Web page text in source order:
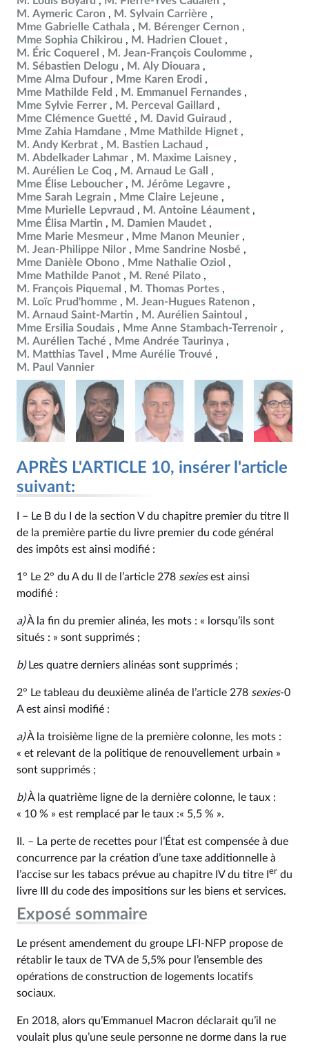
M. Aymeric Caron
M. Sylvain Carrière
Mme Gabrielle Cathala
M. Bérenger Cernon
Mme Sophia Chikirou
M. Hadrien Clouet
M. Éric Coquerel
M. Jean-François Coulomme
M. Sébastien Delogu
M. Aly Diouara
Mme Alma Dufour
Mme Karen Erodi
Mme Mathilde Feld
M. Emmanuel Fernandes
Mme Sylvie Ferrer
M. Perceval Gaillard
Mme Clémence Guetté
M. David Guiraud
Mme Zahia Hamdane
Mme Mathilde Hignet
M. Andy Kerbrat
M. Bastien Lachaud
M. Abdelkader Lahmar
M. Maxime Laisney
M. Aurélien Le Coq
M. Arnaud Le Gall
Mme Élise Leboucher
M. Jérôme Legavre
Mme Sarah Legrain
Mme Claire Lejeune
Mme Murielle Lepvraud
M. Antoine Léaument
Mme Élisa Martin
M. Damien Maudet
Mme Marie Mesmeur
Mme Manon Meunier
M. Jean-Philippe Nilor
Mme Sandrine Nosbé
Mme Danièle Obono
Mme Nathalie Oziol
Mme Mathilde Panot
M. René Pilato
M. François Piquemal
M. Thomas Portes
M. Loïc Prud'homme
M. Jean-Hugues Ratenon
M. Arnaud Saint-Martin
M. Aurélien Saintoul
Mme Ersilia Soudais
Mme Anne Stambach-Terrenoir
M. Aurélien Taché
Mme Andrée Taurinya
M. Matthias Tavel
Mme Aurélie Trouvé
M. Paul Vannier
APRÈS L'ARTICLE 10, insérer l'article
suivant:
I – Le B du I de la section V du chapitre premier du titre II
de la première partie du livre premier du code général
des impôts est ainsi modifié :
1° Le 2° du A du II de l’article 278 sexiesest ainsi
modifié :
a)À la fin du premier alinéa, les mots : « lorsqu’ils sont
situés : » sont supprimés ;
b)Les quatre derniers alinéas sont supprimés ;
2° Le tableau du deuxième alinéa de l’article 278 sexies-0
A est ainsi modifié :
a)À la troisième ligne de la première colonne, les mots :
« et relevant de la politique de renouvellement urbain »
sont supprimés ;
b)À la quatrième ligne de la dernière colonne, le taux :
« 10 % » est remplacé par le taux :« 5,5 % ».
II. – La perte de recettes pour l’État est compensée à due
concurrence par la création d’une taxe additionnelle à
l’accise sur les tabacs prévue au chapitre IV du titre I er du
livre III du code des impositions sur les biens et services.
Exposé sommaire
Le présent amendement du groupe LFI-NFP propose de
rétablir le taux de TVA de 5,5% pour l’ensemble des
opérations de construction de logements locatifs
sociaux.
En 2018, alors qu’Emmanuel Macron déclarait qu’il ne
voulait plus qu’une seule personne ne dorme dans la rue